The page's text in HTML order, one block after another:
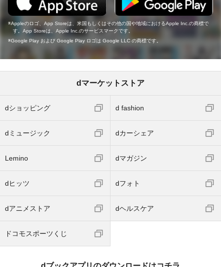
Appleのロゴ、App Storeは、米国もしくはその他の国や地域におけるApple Inc.の商標で
す。App Storeは、Apple Inc.のサービスマークです。
Google Play および Google Play ロゴは Google LLC の商標です。
dマーケットストア
dショッピング d fashion
dミュージック dカーシェア
Lemino dマガジン
dヒッツ dフォト
dアニメストア dヘルスケア
ドコモスポーツくじ